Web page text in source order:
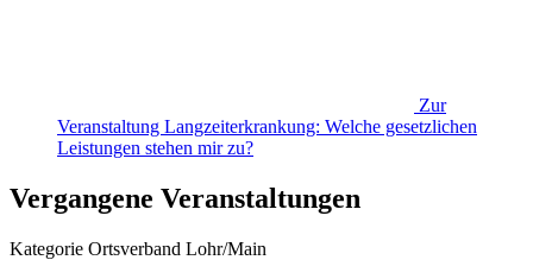
Zur
Veranstaltung Langzeiterkrankung: Welche gesetzlichen
Leistungen stehen mir zu?
Vergangene Veranstaltungen
Kategorie Ortsverband Lohr/Main